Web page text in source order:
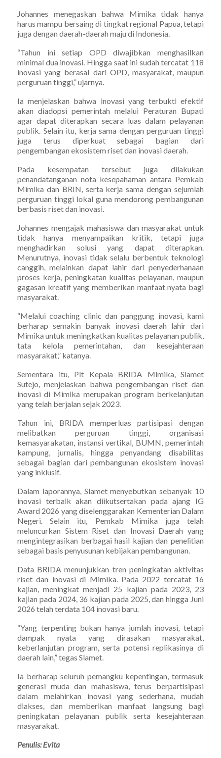
Johannes menegaskan bahwa Mimika tidak hanya
harus mampu bersaing di tingkat regional Papua, tetapi
juga dengan daerah-daerah maju di Indonesia.
“Tahun ini setiap OPD diwajibkan menghasilkan
minimal dua inovasi. Hingga saat ini sudah tercatat 118
inovasi yang berasal dari OPD, masyarakat, maupun
perguruan tinggi,” ujarnya.
Ia menjelaskan bahwa inovasi yang terbukti efektif
akan diadopsi pemerintah melalui Peraturan Bupati
agar dapat diterapkan secara luas dalam pelayanan
publik. Selain itu, kerja sama dengan perguruan tinggi
juga terus diperkuat sebagai bagian dari
pengembangan ekosistem riset dan inovasi daerah.
Pada kesempatan tersebut juga dilakukan
penandatanganan nota kesepahaman antara Pemkab
Mimika dan BRIN, serta kerja sama dengan sejumlah
perguruan tinggi lokal guna mendorong pembangunan
berbasis riset dan inovasi.
Johannes mengajak mahasiswa dan masyarakat untuk
tidak hanya menyampaikan kritik, tetapi juga
menghadirkan solusi yang dapat diterapkan.
Menurutnya, inovasi tidak selalu berbentuk teknologi
canggih, melainkan dapat lahir dari penyederhanaan
proses kerja, peningkatan kualitas pelayanan, maupun
gagasan kreatif yang memberikan manfaat nyata bagi
masyarakat.
“Melalui coaching clinic dan panggung inovasi, kami
berharap semakin banyak inovasi daerah lahir dari
Mimika untuk meningkatkan kualitas pelayanan publik,
tata kelola pemerintahan, dan kesejahteraan
masyarakat,” katanya.
Sementara itu, Plt Kepala BRIDA Mimika, Slamet
Sutejo, menjelaskan bahwa pengembangan riset dan
inovasi di Mimika merupakan program berkelanjutan
yang telah berjalan sejak 2023.
Tahun ini, BRIDA memperluas partisipasi dengan
melibatkan perguruan tinggi, organisasi
kemasyarakatan, instansi vertikal, BUMN, pemerintah
kampung, jurnalis, hingga penyandang disabilitas
sebagai bagian dari pembangunan ekosistem inovasi
yang inklusif.
Dalam laporannya, Slamet menyebutkan sebanyak 10
inovasi terbaik akan diikutsertakan pada ajang IG
Award 2026 yang diselenggarakan Kementerian Dalam
Negeri. Selain itu, Pemkab Mimika juga telah
meluncurkan Sistem Riset dan Inovasi Daerah yang
mengintegrasikan berbagai hasil kajian dan penelitian
sebagai basis penyusunan kebijakan pembangunan.
Data BRIDA menunjukkan tren peningkatan aktivitas
riset dan inovasi di Mimika. Pada 2022 tercatat 16
kajian, meningkat menjadi 25 kajian pada 2023, 23
kajian pada 2024, 36 kajian pada 2025, dan hingga Juni
2026 telah terdata 104 inovasi baru.
“Yang terpenting bukan hanya jumlah inovasi, tetapi
dampak nyata yang dirasakan masyarakat,
keberlanjutan program, serta potensi replikasinya di
daerah lain,” tegas Slamet.
Ia berharap seluruh pemangku kepentingan, termasuk
generasi muda dan mahasiswa, terus berpartisipasi
dalam melahirkan inovasi yang sederhana, mudah
diakses, dan memberikan manfaat langsung bagi
peningkatan pelayanan publik serta kesejahteraan
masyarakat.
Penulis: Evita